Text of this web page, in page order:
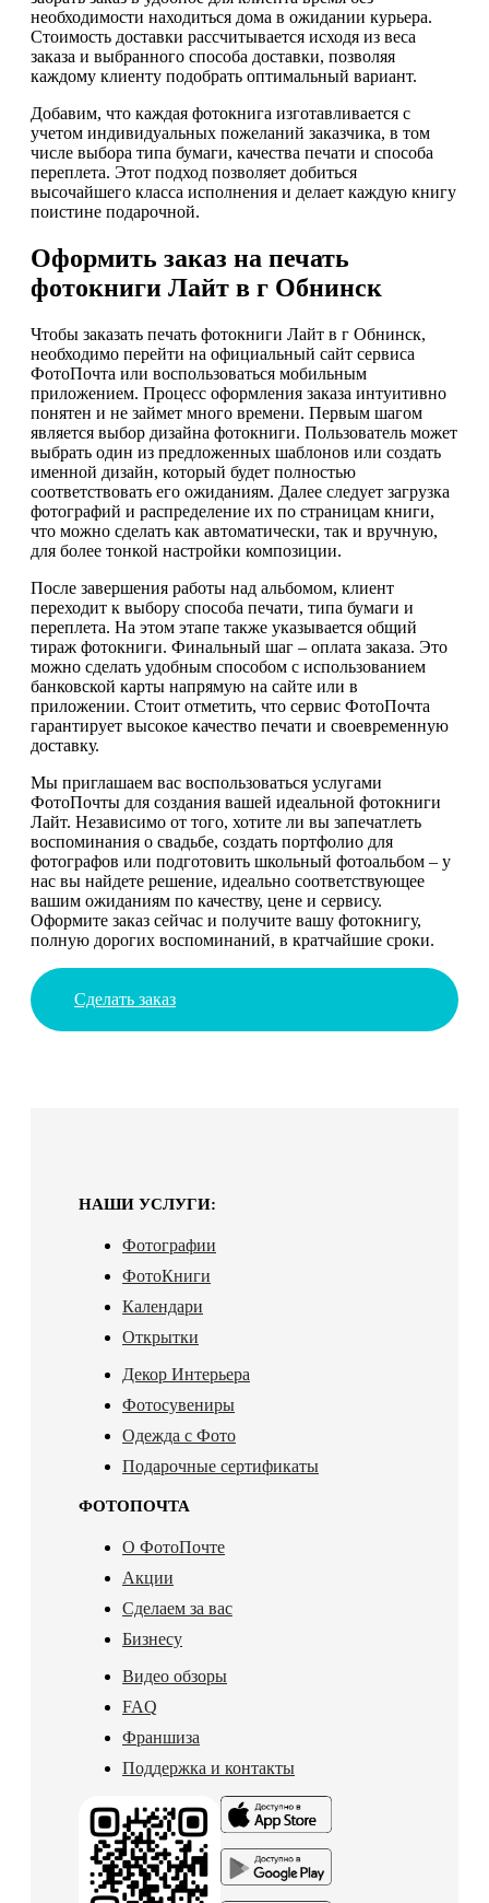
необходимости находиться дома в ожидании курьера.
Стоимость доставки рассчитывается исходя из веса
заказа и выбранного способа доставки, позволяя
каждому клиенту подобрать оптимальный вариант.
Добавим, что каждая фотокнига изготавливается с
учетом индивидуальных пожеланий заказчика, в том
числе выбора типа бумаги, качества печати и способа
переплета. Этот подход позволяет добиться
высочайшего класса исполнения и делает каждую книгу
поистине подарочной.
Оформить заказ на печать
фотокниги Лайт в г Обнинск
Чтобы заказать печать фотокниги Лайт в г Обнинск,
необходимо перейти на официальный сайт сервиса
ФотоПочта или воспользоваться мобильным
приложением. Процесс оформления заказа интуитивно
понятен и не займет много времени. Первым шагом
является выбор дизайна фотокниги. Пользователь может
выбрать один из предложенных шаблонов или создать
именной дизайн, который будет полностью
соответствовать его ожиданиям. Далее следует загрузка
фотографий и распределение их по страницам книги,
что можно сделать как автоматически, так и вручную,
для более тонкой настройки композиции.
После завершения работы над альбомом, клиент
переходит к выбору способа печати, типа бумаги и
переплета. На этом этапе также указывается общий
тираж фотокниги. Финальный шаг – оплата заказа. Это
можно сделать удобным способом с использованием
банковской карты напрямую на сайте или в
приложении. Стоит отметить, что сервис ФотоПочта
гарантирует высокое качество печати и своевременную
доставку.
Мы приглашаем вас воспользоваться услугами
ФотоПочты для создания вашей идеальной фотокниги
Лайт. Независимо от того, хотите ли вы запечатлеть
воспоминания о свадьбе, создать портфолио для
фотографов или подготовить школьный фотоальбом – у
нас вы найдете решение, идеально соответствующее
вашим ожиданиям по качеству, цене и сервису.
Оформите заказ сейчас и получите вашу фотокнигу,
полную дорогих воспоминаний, в кратчайшие сроки.
Сделать заказ
НАШИ УСЛУГИ:
Фотографии
ФотоКниги
Календари
Открытки
Декор Интерьера
Фотосувениры
Одежда с Фото
Подарочные сертификаты
ФОТОПОЧТА
О ФотоПочте
Акции
Сделаем за вас
Бизнесу
Видео обзоры
FAQ
Франшиза
Поддержка и контакты